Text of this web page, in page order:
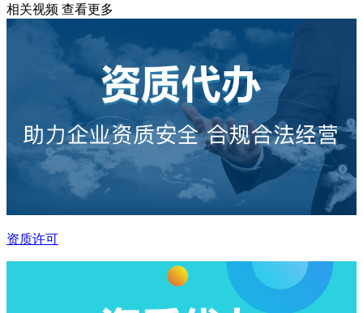
相关视频 查看更多
资质许可